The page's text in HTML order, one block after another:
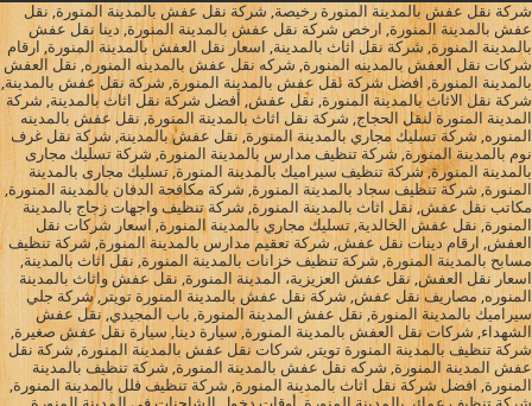
شركة نقل عفش بالمدينة المنورة رخيصة, شركة نقل عفش بالمدينة المنورة, نقل
عفش بالمدينة المنورة, ارخص شركة نقل عفش بالمدينة المنورة, دينا نقل عفش
بالمدينة المنورة, شركة نقل اثاث بالمدينة, اسعار نقل العفش بالمدينة المنورة, ارقام
شركات نقل العفش بالمدينه المنورة, شركه نقل عفش بالمدينه المنوره, نقل العفش
بالمدينة المنورة, افضل شركة نقل عفش بالمدينة المنورة, شركة نقل عفش بالمدينة,
شركة نقل الاثاث بالمدينة المنورة, نقل عفش, أفضل شركة نقل اثاث بالمدينة, شركة
المدينة المنورة لنقل الحجاج, شركة نقل اثاث بالمدينة المنورة, نقل عفش بالمدينه
المنوره, شركة تسليك مجاري بالمدينة المنورة, نقل عفش بالمدينة, شركة نقل غرف
نوم بالمدينة المنورة, شركة تنظيف مدارس بالمدينة المنورة, شركة تسليك مجارى
بالمدينة المنورة, شركة تنظيف سيراميك بالمدينة المنورة, تسليك مجارى بالمدينة
المنورة, شركة تنظيف سجاد بالمدينة المنورة, شركة مكافحة الدفان بالمدينة المنورة,
مكاتب نقل عفش, نقل اثاث بالمدينة المنورة, شركة تنظيف واجهات زجاج بالمدينة
المنورة, نقل عفش الخالدية, تسليك مجاري بالمدينة المنورة, اسعار شركات نقل
العفش, ارقام دينات نقل عفش, شركة تعقيم مدارس بالمدينة المنورة, شركة تنظيف
مسابح بالمدينة المنورة, شركة تنظيف خزانات بالمدينة المنورة, نقل اثاث بالمدينة,
اسعار نقل العفش, نقل عفش العزيزية، المدينة المنورة, نقل عفش واثاث بالمدينة
المنوره, مصاريف نقل عفش, شركة نقل عفش بالمدينة المنورة تويتر, شركة جلي
سيراميك بالمدينة المنورة, نقل عفش المدينة المنورة, باب المجيدي, نقل عفش
الشهداء, شركات نقل العفش بالمدينة المنورة, سيارة دينا, سيارة نقل عفش صغيرة,
شركة تنظيف بالمدينة المنورة تويتر, شركات نقل عفش بالمدينة المنورة, شركة نقل
عفش المدينة المنورة, شركه نقل عفش بالمدينة المنورة, شركة تنظيف بالمدينة
المنورة, افضل شركة نقل اثاث بالمدينة المنورة, شركة تنظيف فلل بالمدينة المنورة,